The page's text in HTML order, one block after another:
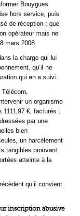
Bouygues
hors service, puis
de réception ; que
opérateur mais ne
mars 2008.
la charge qui lui
qu’il ne
qui en a suivi.
Télécom,
un organisme
1111,97 €, facturés ;
par une
bien
un harcèlement
tangibles prouvant
atteinte à la
qu’il convient
inscription abusive